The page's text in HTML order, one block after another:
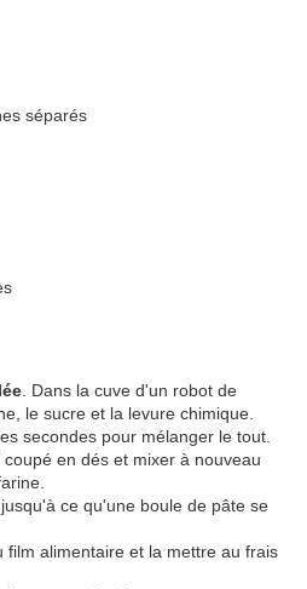
séparés
. Dans la cuve d'un robot de
le sucre et la levure chimique.
secondes pour mélanger le tout.
en dés et mixer à nouveau
ce qu'une boule de pâte se
film alimentaire et la mettre au frais